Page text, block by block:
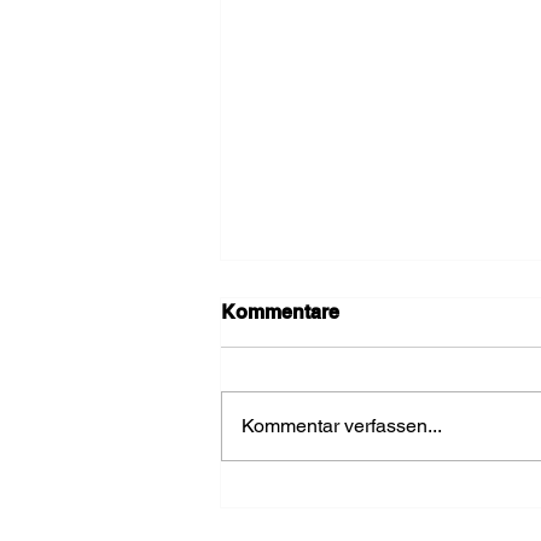
Kommentare
Kommentar verfassen...